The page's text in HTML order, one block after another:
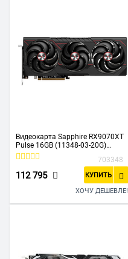
Видеокарта Sapphire RX9070XT
Pulse 16GB (11348-03-20G)
GDDR6 256bit 2xDP 2xHDMI 3Fan
703348
112 795 КУПИТЬ
ХОЧУ ДЕШЕВЛЕ!